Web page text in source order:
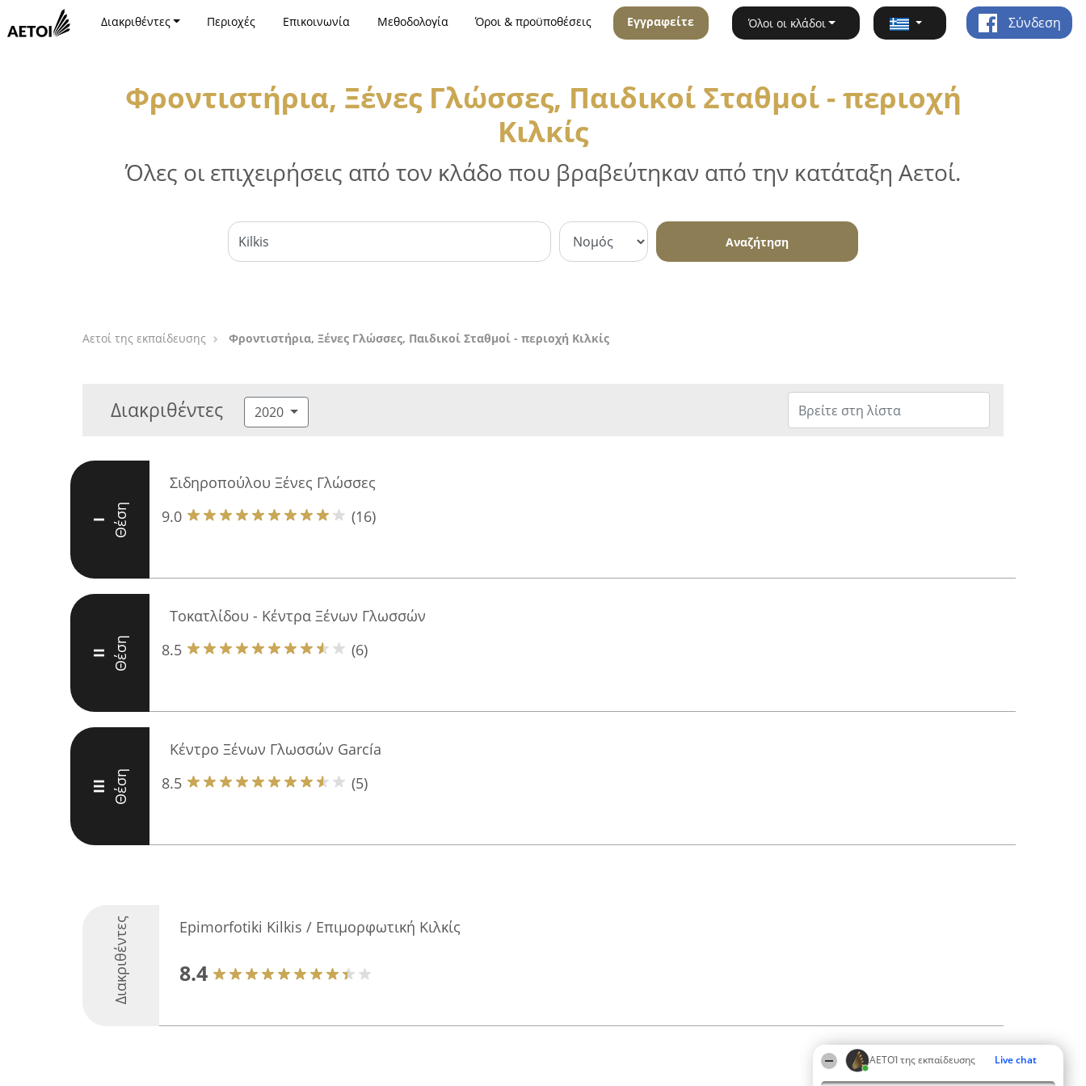
ΑΕΤΟΊ της εκπαίδευσης Live chat
Διακριθέντες Περιοχές Επικοινωνία Μεθοδολογία Όροι & προϋποθέσεις Εγγραφείτε Όλοι οι κλάδοι Σύνδεση
Φροντιστήρια, Ξένες Γλώσσες, Παιδικοί Σταθμοί - περιοχή
Κιλκίς
Όλες οι επιχειρήσεις από τον κλάδο που βραβεύτηκαν από την κατάταξη Αετοί.
Αναζήτηση
Αετοί της εκπαίδευσης Φροντιστήρια, Ξένες Γλώσσες, Παιδικοί Σταθμοί - περιοχή Κιλκίς
Διακριθέντες 2020
I Θέση
Σιδηροπούλου Ξένες Γλώσσες
9.0
(16)
II Θέση
Τοκατλίδου - Κέντρα Ξένων Γλωσσών
8.5
(6)
III Θέση
Κέντρο Ξένων Γλωσσών García
8.5
(5)
Διακριθέντες Epimorfotiki Kilkis / Επιμορφωτική Κιλκίς
8.4